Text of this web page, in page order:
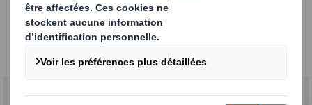
Services